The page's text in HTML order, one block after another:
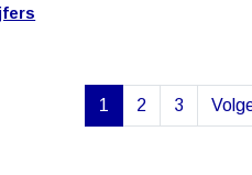
1 2 3